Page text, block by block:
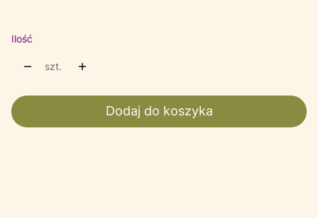
Ilość
szt.
Dodaj do koszyka